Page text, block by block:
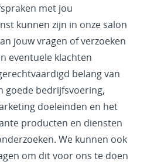
met jou
kunnen zijn in onze salon
jouw vragen of verzoeken
eventuele klachten
belang van
goede bedrijfsvoering,
doeleinden en het
producten en diensten
We kunnen ook
om dit voor ons te doen